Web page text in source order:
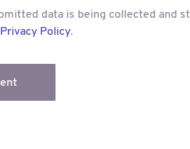
data is being collected and
Privacy Policy.